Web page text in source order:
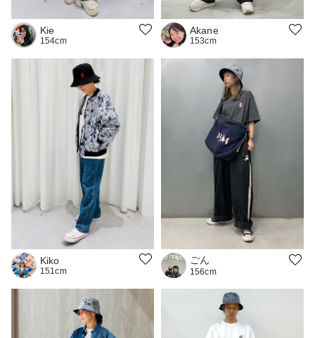
Kie
154cm
Akane
153cm
Kiko
151cm
ごん
156cm